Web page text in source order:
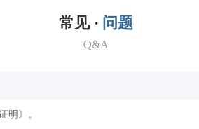
常见 · 问题
Q&A
明》。